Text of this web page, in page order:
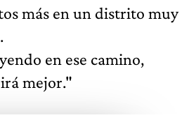
más en un distrito muy
en ese camino,
mejor."